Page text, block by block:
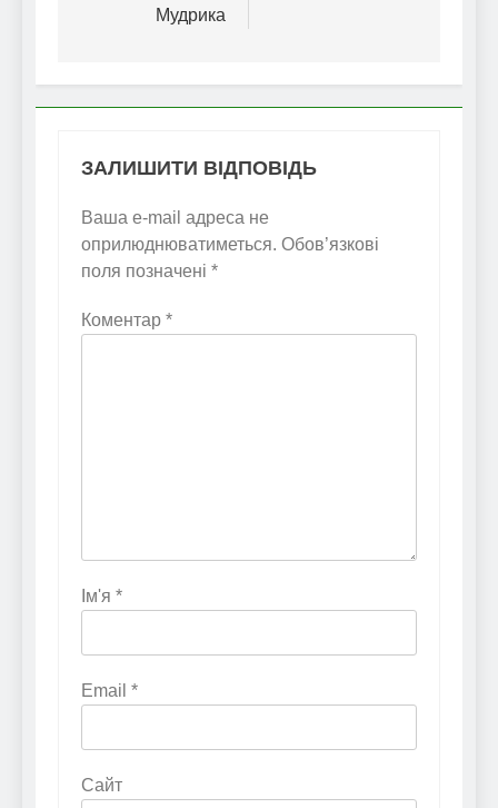
Мудрика
ЗАЛИШИТИ ВІДПОВІДЬ
Ваша e-mail адреса не
оприлюднюватиметься. Обов’язкові
поля позначені *
Коментар *
Ім'я *
Email *
Сайт